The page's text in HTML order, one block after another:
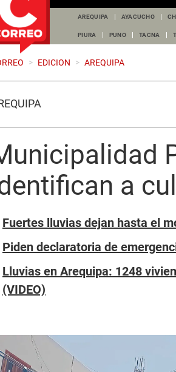
AREQUIPA AYACUCHO
PIURA PUNO TACNA
> EDICION > AREQUIPA
a
Fuertes lluvias dejan hasta el
Piden declaratoria de
Lluvias en Arequipa: 1248
(VIDEO)